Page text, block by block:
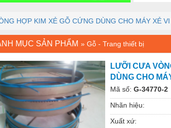
HỢP KIM XẺ GỖ CỨNG DÙNG CHO MÁY XẺ
MỤC SẢN PHẨM » Gỗ - Trang thiết bị
LƯỠI CƯA
DÙNG CHO
Mã số: G-34770-2
Nhãn hiệu:
Xuất xứ: